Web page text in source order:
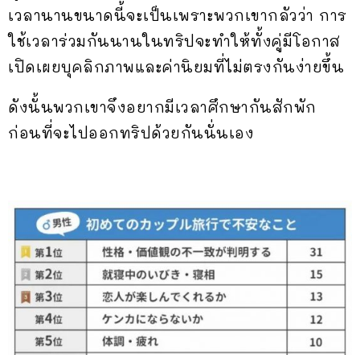
เวลานานขนาดนี้จะเป็นเพราะพวกเขากลัวว่า การ
ใช้เวลาร่วมกันนานในทริปจะทำให้ทั้งคู่มีโอกาส
เปิดเผยบุคลิกภาพและค่านิยมที่ไม่ตรงกันง่ายขึ้น
ดังนั้นพวกเขาจึงอยากมีเวลาศึกษากันสักพัก
ก่อนที่จะไปออกทริปด้วยกันนั่นเอง